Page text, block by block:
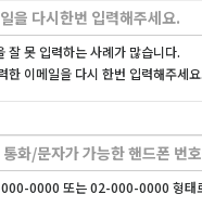
잘 못 입력하는 사례가 많습니다.
한 이메일을 다시 한번 입력해주세요.
0000 또는 02-000-0000 형태